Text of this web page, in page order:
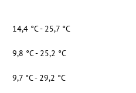
14,4 °C - 25,7 °C
9,8 °C - 25,2 °C
9,7 °C - 29,2 °C